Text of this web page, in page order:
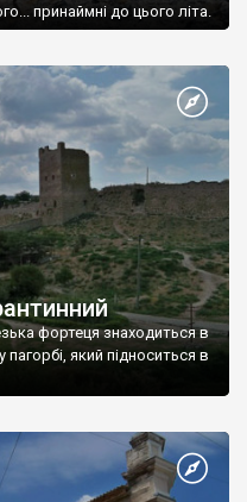
принаймні до цього літа.
фортеця знаходиться в
який підноситься в